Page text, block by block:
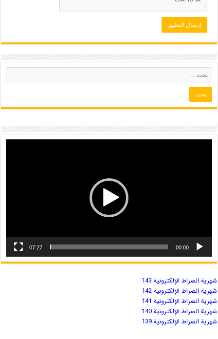
00:00
07:27
شهریة الصراط الإلكترونية 143
شهریة الصراط الإلكترونية 142
شهریة الصراط الإلكترونية 141
شهریة الصراط الإلكترونية 140
شهریة الصراط الإلكترونية 139